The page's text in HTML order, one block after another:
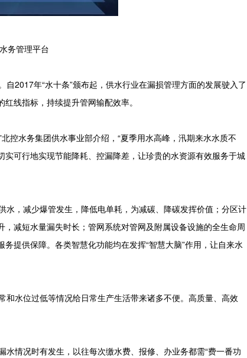
务管理平台
2017年“水十条”颁布起，供水行业在漏损管理方面的发展驶入了
线指标，持续提升管网输配效率。
控水务集团供水事业部介绍，“夏季用水高峰，汛期来水水质不
可行地实现节能降耗、控漏降差，让珍贵的水资源有效服务于城
，减少爆管发生，降低电单耗，为减碳、降碳发挥价值；分区计
减短水量漏失时长；管网系统对管网及附属设备设施的全生命周
提供保障。各类智慧化功能均在发挥“智慧大脑”作用，让自来水
水位过低等情况给日常生产生活带来诸多不便。高质量、高效
情况时有发生，以往每次缴水费、报修、办业务都需“费一番功